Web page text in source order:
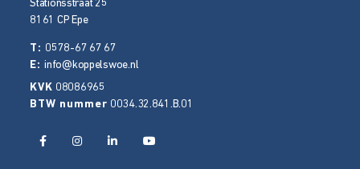
Stationsstraat 25
8161 CP Epe
T: 0578-67 67 67
E:info@koppelswoe.nl
KVK 08086965
BTW nummer 0034.32.841.B.01